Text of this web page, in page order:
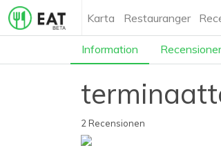
Karta Restauranger
Information Recensioner
2 Recensionen